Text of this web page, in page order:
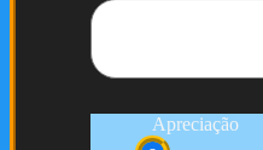
Apreciação